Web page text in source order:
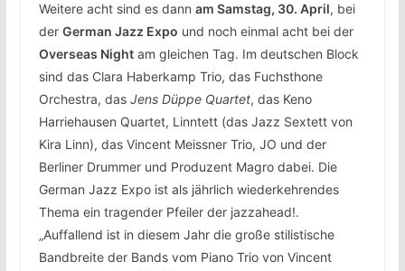
Weitere acht sind es dann am Samstag, 30. April, bei
der German Jazz Expo und noch einmal acht bei der
Overseas Nightam gleichen Tag. Im deutschen Block
sind das Clara Haberkamp Trio, das Fuchsthone
Orchestra, das Jens Düppe Quartet, das Keno
Harriehausen Quartet, Linntett (das Jazz Sextett von
Kira Linn), das Vincent Meissner Trio, JO und der
Berliner Drummer und Produzent Magro dabei. Die
German Jazz Expo ist als jährlich wiederkehrendes
Thema ein tragender Pfeiler der jazzahead!.
„Auffallend ist in diesem Jahr die große stilistische
Bandbreite der Bands vom Piano Trio von Vincent